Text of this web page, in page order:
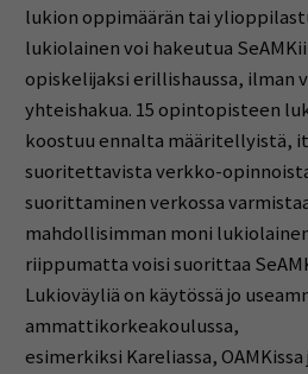
lukion oppimäärän tai
lukiolainen voi hakeutua
opiskelijaksi erillishaussa, ilman
yhteishakua. 15 opintopisteen
koostuu ennalta määritellyistä,
suoritettavista verkko-
suorittaminen verkossa
mahdollisimman moni
riippumatta voisisuorittaa
Lukioväyliä on käytössä jo
ammattikorkeakoulussa,
esimerkiksi Kareliassa, OAMKissa